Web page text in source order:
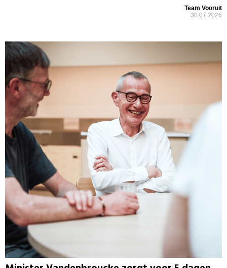
Team Vooruit
30.07.2026